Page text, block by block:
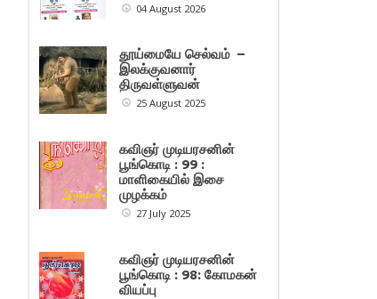
04 August 2026
தூய்மையே செல்வம் –
இலக்குவனார்
திருவள்ளுவன்
25 August 2025
கவிஞர் முடியரசனின்
பூங்கொடி : 99 :
மாளிகையில் இசை
முழக்கம்
27 July 2025
கவிஞர் முடியரசனின்
பூங்கொடி : 98: கோமகன்
வியப்பு